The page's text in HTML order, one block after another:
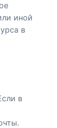
иной
в
в